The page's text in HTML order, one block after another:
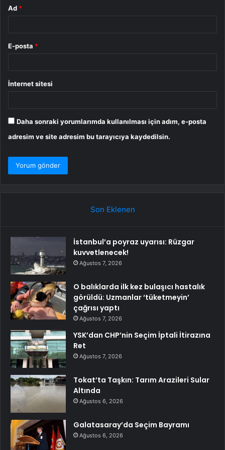
Ad *
E-posta *
İnternet sitesi
Daha sonraki yorumlarımda kullanılması için adım, e-posta
adresim ve site adresim bu tarayıcıya kaydedilsin.
Son Eklenen
İstanbul’a poyraz uyarısı: Rüzgar
kuvvetlenecek!
Ağustos 7, 2026
O balıklarda ilk kez bulaşıcı hastalık
görüldü: Uzmanlar ‘tüketmeyin’
çağrısı yaptı
Ağustos 7, 2026
YSK’dan CHP’nin Seçim İptali İtirazına
Ret
Ağustos 7, 2026
Tokat’ta Taşkın: Tarım Arazileri Sular
Altında
Ağustos 6, 2026
Galatasaray’da Seçim Bayramı
Ağustos 6, 2026